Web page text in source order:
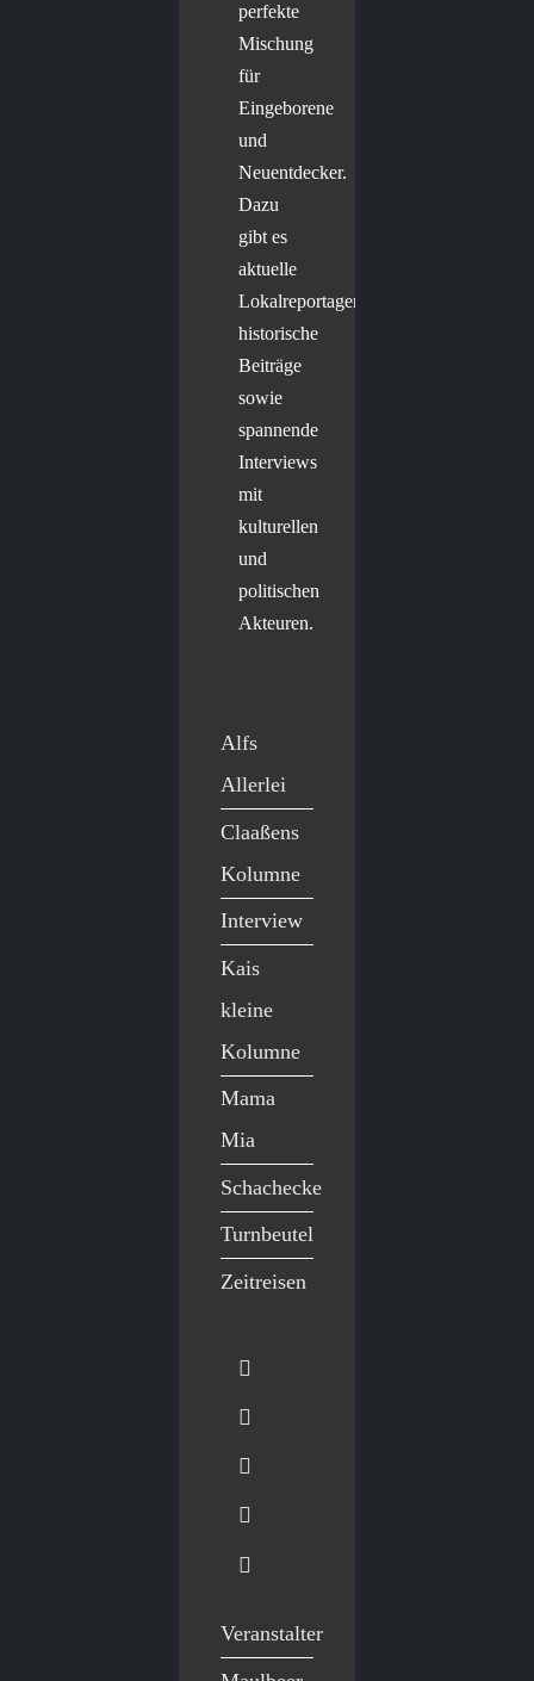
perfekte
Mischung
für
Eingeborene
und
Neuentdecker.
Dazu
gibt es
aktuelle
Lokalreportagen,
historische
Beiträge
sowie
spannende
Interviews
mit
kulturellen
und
politischen
Akteuren.
Alfs
Allerlei
Claaßens
Kolumne
Interview
Kais
kleine
Kolumne
Mama
Mia
Schachecke
Turnbeutel
Zeitreisen
Veranstalter